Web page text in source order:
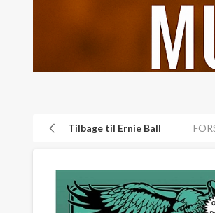
Tilbage til Ernie Ball